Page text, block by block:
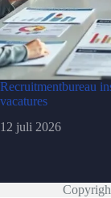
Recruitmentbureau
vacatures
12 juli 2026